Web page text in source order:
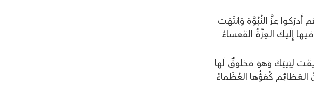
أَدرَكـوا عِـزَّ النُبُوَّةِ وَاِنتَهَت
فـيـهـا إِلَـيـكَ الـعِزَّةُ القَعساءُ
لِبَيتِكَ وَهوَ مَخلوقٌ لَها
الـعَـظـائِـمَ كُفؤُها العُظَماءُ